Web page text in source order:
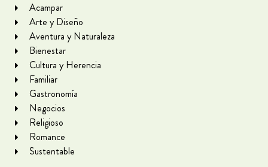
Acampar
Arte y Diseño
Aventura y Naturaleza
Bienestar
Cultura y Herencia
Familiar
Gastronomía
Negocios
Religioso
Romance
Sustentable